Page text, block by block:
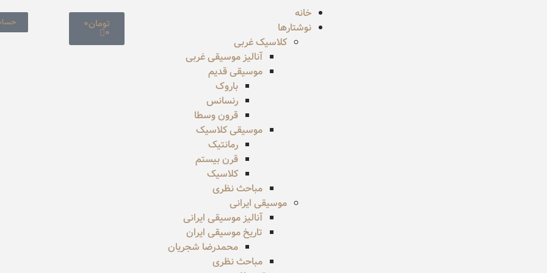
خانه
نوشتارها
کلاسیک غربی
آنالیز موسیقی غربی
موسیقی قدیم
باروک
رنسانس
قرون وسطا
موسیقی کلاسیک
رمانتیک
قرن بیستم
کلاسیک
مباحث نظری
موسیقی ایرانی
آنالیز موسیقی ایرانی
تاریخ موسیقی ایران
محمدرضا شجریان
مباحث نظری
تومان0
0